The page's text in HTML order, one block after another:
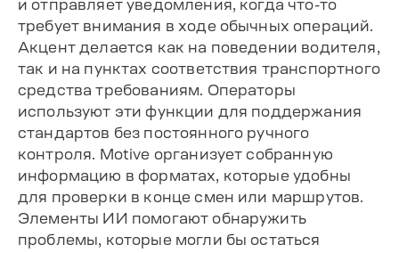
и отправляет уведомления, когда что-то
требует внимания в ходе обычных операций.
Акцент делается как на поведении водителя,
так и на пунктах соответствия транспортного
средства требованиям. Операторы
используют эти функции для поддержания
стандартов без постоянного ручного
контроля. Motive организует собранную
информацию в форматах, которые удобны
для проверки в конце смен или маршрутов.
Элементы ИИ помогают обнаружить
проблемы, которые могли бы остаться